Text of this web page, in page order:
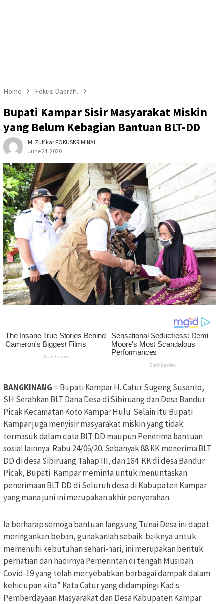
Home Fokus Daerah.
Bupati Kampar Sisir Masyarakat Miskin
yang Belum Kebagian Bantuan BLT-DD
M. Zulfikar FOKUSKRIMINAL
June 24, 2020
BANGKINANG = Bupati Kampar H. Catur Sugeng Susanto,
SH Serahkan BLT Dana Desa di Sibiruang dan Desa Bandur
Picak Kecamatan Koto Kampar Hulu. Selain itu Bupati
Kampar juga menyisir masyarakat miskin yang tidak
termasuk dalam data BLT DD maupun Penerima bantuan
sosial lainnya. Rabu 24/06/20. Sebanyak 88 KK menerima BLT
DD di desa Sibiruang Tahap III, dan 164 KK di desa Bandur
Picak, Bupati Kampar meminta untuk menuntaskan
penerimaan BLT DD di Seluruh desa di Kabupaten Kampar
yang mana juni ini merupakan akhir penyerahan.
Ia berharap semoga bantuan langsung Tunai Desa ini dapat
meringankan beban, gunakanlah sebaik-baiknya untuk
memenuhi kebutuhan sehari-hari, ini merupakan bentuk
perhatian dan hadirnya Pemerintah di tengah Musibah
Covid-19 yang telah menyebabkan berbagai dampak dalam
kehidupan kita” Kata Catur yang didampingi Kadis
Pemberdayaan Masyarakat dan Desa Kabupaten Kampar